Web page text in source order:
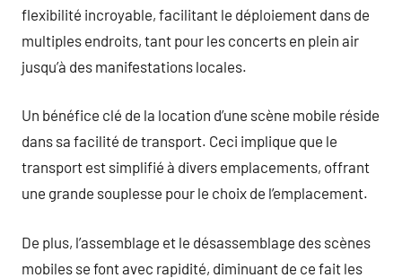
flexibilité incroyable, facilitant le déploiement dans de
multiples endroits, tant pour les concerts en plein air
jusqu’à des manifestations locales.
Un bénéfice clé de la location d’une scène mobile réside
dans sa facilité de transport. Ceci implique que le
transport est simplifié à divers emplacements, offrant
une grande souplesse pour le choix de l’emplacement.
De plus, l’assemblage et le désassemblage des scènes
mobiles se font avec rapidité, diminuant de ce fait les